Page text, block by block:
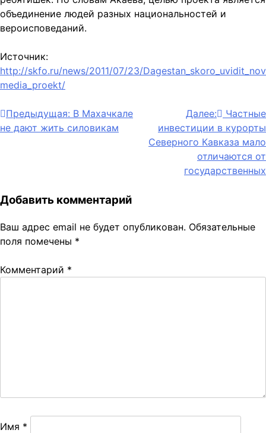
объединение людей разных национальностей и
вероисповеданий.
Источник:
http://skfo.ru/news/2011/07/23/
media_proekt/
Навигация
по
Предыдущая: В Махачкале
не дают жить силовикам
Далее:
Частные
инвестиции в курорты
Северного Кавказа мало
отличаются от
государственных
Добавить комментарий
Ваш адрес email не будет опубликован. Обязательные
поля помечены *
Комментарий *
Имя *